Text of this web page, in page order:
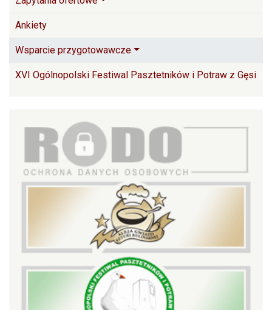
Ankiety
Wsparcie przygotowawcze
XVI Ogólnopolski Festiwal Pasztetników i Potraw z Gęsi